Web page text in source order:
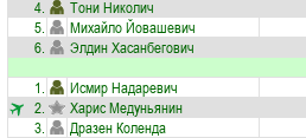
4.
Тони Николич
5.
Михайло Йовашевич
6.
Элдин Хасанбегович
1. Исмир Надаревич
2.
Харис Медуньянин
3.
Дразен Коленда